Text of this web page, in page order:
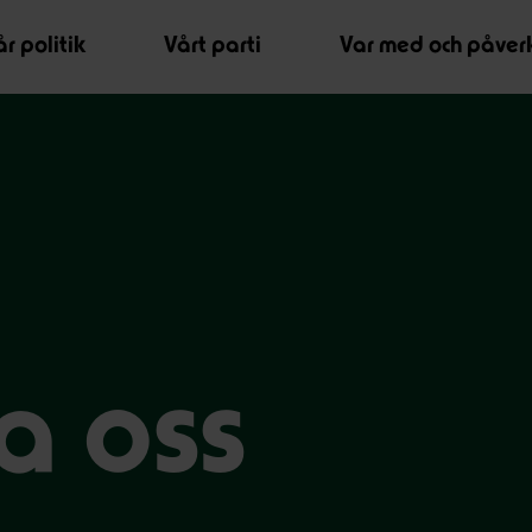
politik
Vårt parti Var med och
oss